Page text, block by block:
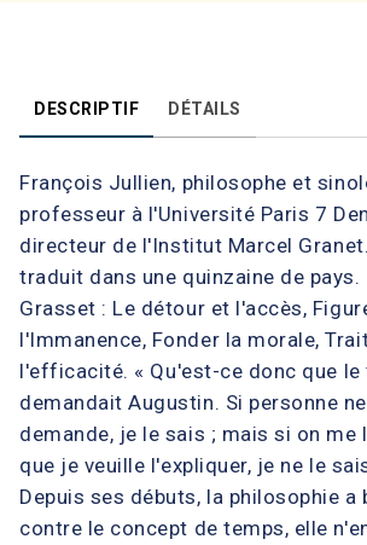
DESCRIPTIF DÉTAILS
François Jullien, philosophe et
professeur à l'Université Paris 7
directeur de l'Institut Marcel
traduit dans une quinzaine de pays.
Grasset : Le détour et l'accès,
l'Immanence, Fonder la morale,
l'efficacité. « Qu'est-ce donc que le
demandait Augustin. Si personne
demande, je le sais ; mais si on me
que je veuille l'expliquer, je ne le
Depuis ses débuts, la philosophie a
contre le concept de temps, elle